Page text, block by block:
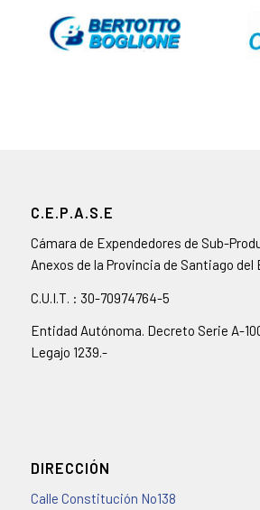
C.E.P.A.S.E
Cámara de Expendedores de Sub-
Anexos de la Provincia de Santiago del
C.U.I.T. : 30-70974764-5
Entidad Autónoma. Decreto Serie A-
Legajo 1239.-
DIRECCIÓN
Calle Constitución No138